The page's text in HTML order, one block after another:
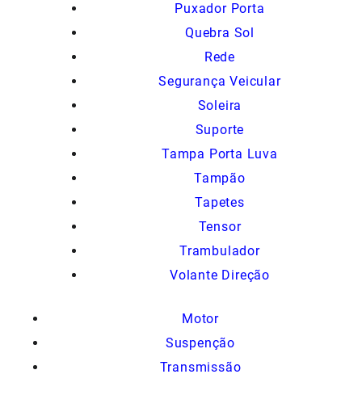
Puxador Porta
Quebra Sol
Rede
Segurança Veicular
Soleira
Suporte
Tampa Porta Luva
Tampão
Tapetes
Tensor
Trambulador
Volante Direção
Motor
Suspenção
Transmissão